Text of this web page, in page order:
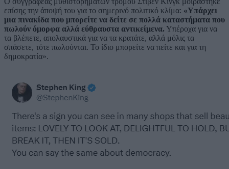
επίσης την άποψή του για το σημερινό πολιτικό κλίμα: «Υπάρχει
μια πινακίδα που μπορείτε να δείτε σε πολλά καταστήματα που
πωλούν όμορφα αλλά εύθραυστα αντικείμενα. Υπέροχα για να
τα βλέπετε, απολαυστικά για να τα κρατάτε, αλλά μόλις τα
σπάσετε, τότε πωλούνται. Το ίδιο μπορείτε να πείτε και για τη
δημοκρατία».